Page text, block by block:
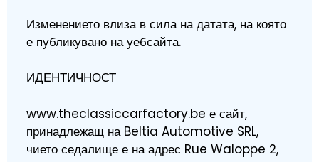
Изменението влиза в сила на датата, на която
е публикувано на уебсайта.
ИДЕНТИЧНОСТ
www.theclassiccarfactory.be е сайт,
принадлежащ на Beltia Automotive SRL,
чието седалище е на адрес Rue Waloppe 2,